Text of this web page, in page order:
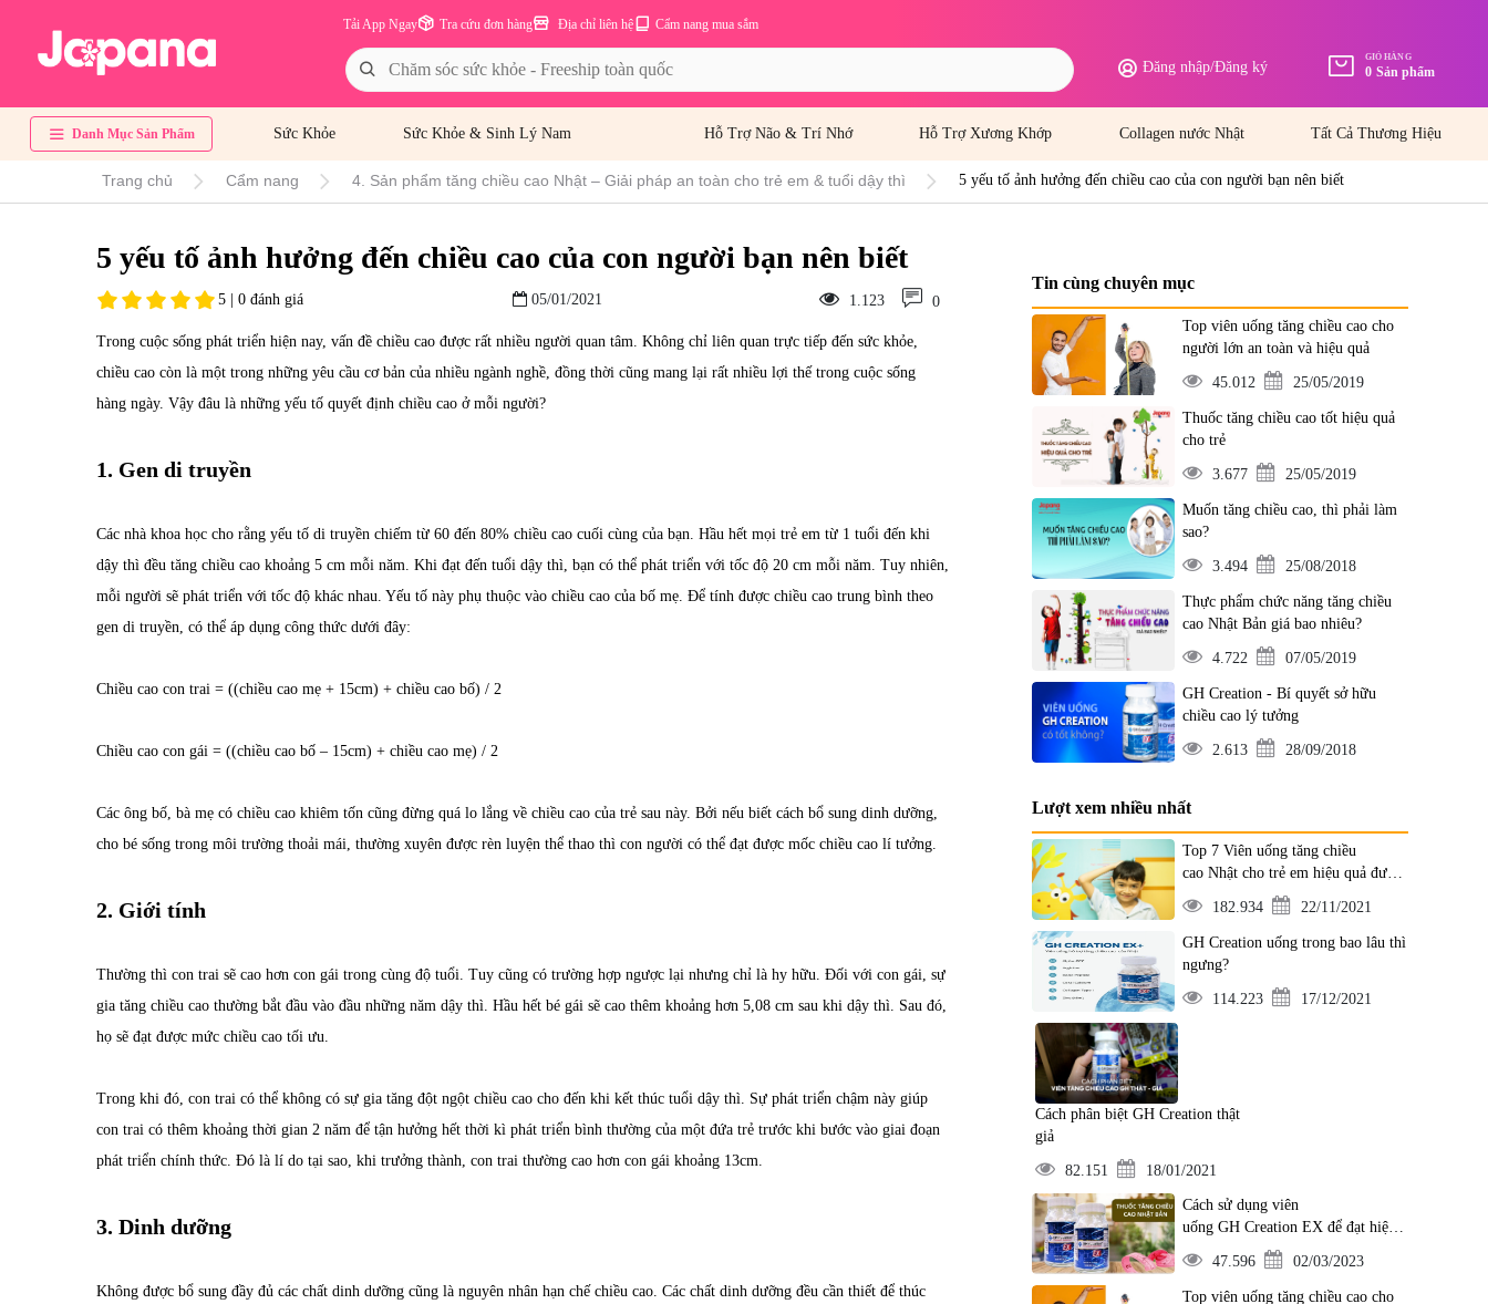
Cẩm nang mua sắm
Địa chỉ liên hệ
Tra cứu đơn hàng
Tải App Ngay
Đăng nhập/Đăng ký
GIỎ HÀNG
0 Sản phẩm
Danh Mục Sản Phẩm Sức Khỏe Sức Khỏe & Sinh Lý Nam Hỗ Trợ Não & Trí Nhớ Hỗ Trợ Xương Khớp Collagen nước Nhật Tất Cả Thương Hiệu
Trang chủ Cẩm nang 4. Sản phẩm tăng chiều cao Nhật – Giải pháp an toàn cho trẻ em & tuổi dậy thì 5 yếu tố ảnh hưởng đến chiều cao của con người bạn nên biết
5 yếu tố ảnh hưởng đến chiều cao của con người bạn nên biết
5 | 0 đánh giá 05/01/2021 1.123 0
Trong cuộc sống phát triển hiện nay, vấn đề chiều cao được rất nhiều người quan tâm. Không chỉ liên quan trực tiếp đến sức khỏe,
chiều cao còn là một trong những yêu cầu cơ bản của nhiều ngành nghề, đồng thời cũng mang lại rất nhiều lợi thế trong cuộc sống
hàng ngày. Vậy đâu là những yếu tố quyết định chiều cao ở mỗi người?
1. Gen di truyền
Các nhà khoa học cho rằng yếu tố di truyền chiếm từ 60 đến 80% chiều cao cuối cùng của bạn. Hầu hết mọi trẻ em từ 1 tuổi đến khi
dậy thì đều tăng chiều cao khoảng 5 cm mỗi năm. Khi đạt đến tuổi dậy thì, bạn có thể phát triển với tốc độ 20 cm mỗi năm. Tuy nhiên,
mỗi người sẽ phát triển với tốc độ khác nhau. Yếu tố này phụ thuộc vào chiều cao của bố mẹ. Để tính được chiều cao trung bình theo
gen di truyền, có thể áp dụng công thức dưới đây:
Chiều cao con trai = ((chiều cao mẹ + 15cm) + chiều cao bố) / 2
Chiều cao con gái = ((chiều cao bố – 15cm) + chiều cao mẹ) / 2
Các ông bố, bà mẹ có chiều cao khiêm tốn cũng đừng quá lo lắng về chiều cao của trẻ sau này. Bởi nếu biết cách bổ sung dinh dưỡng,
cho bé sống trong môi trường thoải mái, thường xuyên được rèn luyện thể thao thì con người có thể đạt được mốc chiều cao lí tưởng.
2. Giới tính
Thường thì con trai sẽ cao hơn con gái trong cùng độ tuổi. Tuy cũng có trường hợp ngược lại nhưng chỉ là hy hữu. Đối với con gái, sự
gia tăng chiều cao thường bắt đầu vào đầu những năm dậy thì. Hầu hết bé gái sẽ cao thêm khoảng hơn 5,08 cm sau khi dậy thì. Sau đó,
họ sẽ đạt được mức chiều cao tối ưu.
Trong khi đó, con trai có thể không có sự gia tăng đột ngột chiều cao cho đến khi kết thúc tuổi dậy thì. Sự phát triển chậm này giúp
con trai có thêm khoảng thời gian 2 năm để tận hưởng hết thời kì phát triển bình thường của một đứa trẻ trước khi bước vào giai đoạn
phát triển chính thức. Đó là lí do tại sao, khi trưởng thành, con trai thường cao hơn con gái khoảng 13cm.
3. Dinh dưỡng
Không được bổ sung đầy đủ các chất dinh dưỡng cũng là nguyên nhân hạn chế chiều cao. Các chất dinh dưỡng đều cần thiết để thúc
Tin cùng chuyên mục
Top viên uống tăng chiều cao cho
người lớn an toàn và hiệu quả
45.012 25/05/2019
Thuốc tăng chiều cao tốt hiệu quả
cho trẻ
3.677 25/05/2019
Muốn tăng chiều cao, thì phải làm
sao?
3.494 25/08/2018
Thực phẩm chức năng tăng chiều
cao Nhật Bản giá bao nhiêu?
4.722 07/05/2019
GH Creation - Bí quyết sở hữu
chiều cao lý tưởng
2.613 28/09/2018
Lượt xem nhiều nhất
Top 7 Viên uống tăng chiều
cao Nhật cho trẻ em hiệu quả được
ưa chuộng nhất
182.934 22/11/2021
GH Creation uống trong bao lâu thì
ngưng?
114.223 17/12/2021
Cách phân biệt GH Creation thật
giả
82.151 18/01/2021
Cách sử dụng viên
uống GH Creation EX để đạt hiệu
quả tốt nhất
47.596 02/03/2023
Top viên uống tăng chiều cao cho